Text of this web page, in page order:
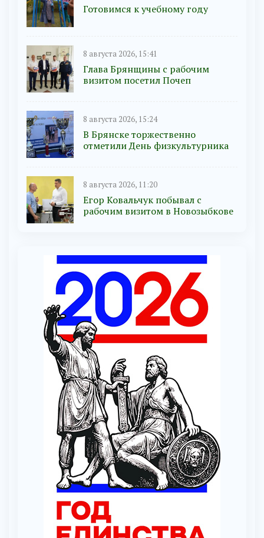
Готовимся к учебному году
8 августа 2026, 15:41
Глава Брянщины с рабочим
визитом посетил Почеп
8 августа 2026, 15:24
В Брянске торжественно
отметили День физкультурника
8 августа 2026, 11:20
Егор Ковальчук побывал с
рабочим визитом в Новозыбкове